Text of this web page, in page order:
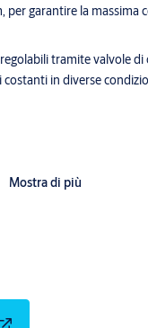
garantire la massima
tramite valvole
in diverse
Mostra di più